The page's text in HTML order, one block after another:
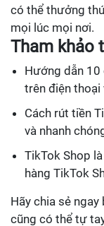
có thể thưởng
mọi lúc mọi nơi.
Tham khảo
Hướng dẫn 10
trên điện thoại
Cách rút tiền
và nhanh
TikTok Shop
hàng TikTok
Hãy chia sẻ ngay
cũng có thể tự